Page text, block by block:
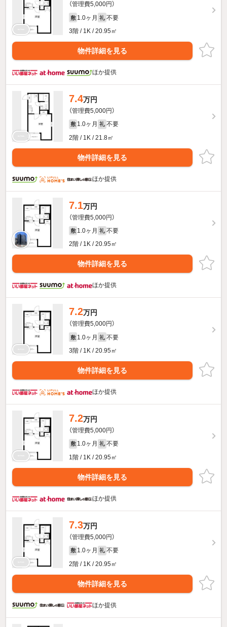
（管理費5,000円）
敷 1.0ヶ月 礼 不要
3階 / 1K / 20.95㎡
物件詳細を見る
ほか提供
7.4万円
（管理費5,000円）
敷 1.0ヶ月 礼 不要
2階 / 1K / 21.8㎡
物件詳細を見る
ほか提供
7.1万円
（管理費5,000円）
敷 1.0ヶ月 礼 不要
2階 / 1K / 20.95㎡
物件詳細を見る
ほか提供
7.2万円
（管理費5,000円）
敷 1.0ヶ月 礼 不要
3階 / 1K / 20.95㎡
物件詳細を見る
ほか提供
7.2万円
（管理費5,000円）
敷 1.0ヶ月 礼 不要
1階 / 1K / 20.95㎡
物件詳細を見る
ほか提供
7.3万円
（管理費5,000円）
敷 1.0ヶ月 礼 不要
2階 / 1K / 20.95㎡
物件詳細を見る
ほか提供